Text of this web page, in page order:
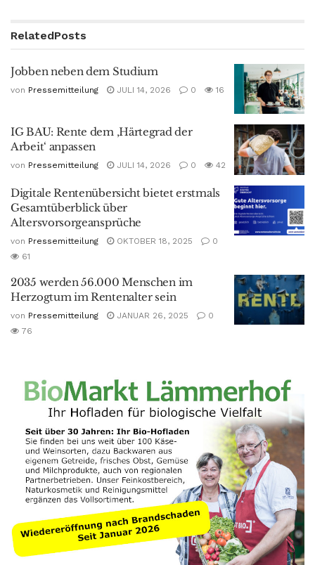
RelatedPosts
Jobben neben dem Studium
von Pressemitteilung JULI 14, 2026 0 16
IG BAU: Rente dem ‚Härtegrad der
Arbeit‘ anpassen
von Pressemitteilung JULI 14, 2026 0 42
Digitale Rentenübersicht bietet erstmals
Gesamtüberblick über
Altersvorsorgeansprüche
von Pressemitteilung OKTOBER 18, 2025
0
61
2035 werden 56.000 Menschen im
Herzogtum im Rentenalter sein
von Pressemitteilung JANUAR 26, 2025
0
76